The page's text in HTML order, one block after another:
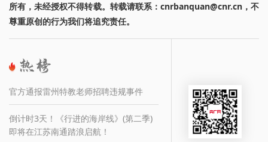
所有，未经授权不得转载。转载请联系：cnrbanquan@cnr.cn，不
尊重原创的行为我们将追究责任。
官方通报雷州特教老师招聘违规事件
倒计时3天！《行进的海岸线》(第二季)
即将在江苏南通踏浪启航！